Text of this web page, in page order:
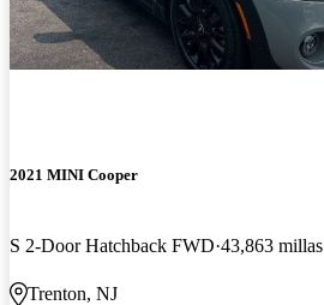
2021 MINI Cooper
S 2-Door Hatchback FWD 43,863 millas
Trenton, NJ